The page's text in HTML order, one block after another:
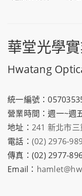
華堂光學
Hwatang
統一編號：
營業時間：週一~週
地址： 241 新北市
電話： (02) 2976-
傳真：(02) 2977-
Email：